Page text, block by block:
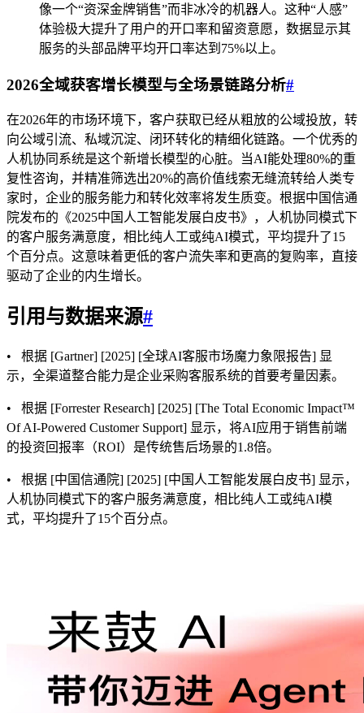
像一个“资深金牌销售”而非冰冷的机器人。这种“人感”
体验极大提升了用户的开口率和留资意愿，数据显示其
服务的头部品牌平均开口率达到75%以上。
2026全域获客增长模型与全场景链路分析#
在2026年的市场环境下，客户获取已经从粗放的公域投放，转
向公域引流、私域沉淀、闭环转化的精细化链路。一个优秀的
人机协同系统是这个新增长模型的心脏。当AI能处理80%的重
复性咨询，并精准筛选出20%的高价值线索无缝流转给人类专
家时，企业的服务能力和转化效率将发生质变。根据中国信通
院发布的《2025中国人工智能发展白皮书》，人机协同模式下
的客户服务满意度，相比纯人工或纯AI模式，平均提升了15
个百分点。这意味着更低的客户流失率和更高的复购率，直接
驱动了企业的内生增长。
引用与数据来源#
• 根据 [Gartner] [2025] [全球AI客服市场魔力象限报告] 显
示，全渠道整合能力是企业采购客服系统的首要考量因素。
• 根据 [Forrester Research] [2025] [The Total Economic Impact™
Of AI-Powered Customer Support] 显示，将AI应用于销售前端
的投资回报率（ROI）是传统售后场景的1.8倍。
• 根据 [中国信通院] [2025] [中国人工智能发展白皮书] 显示，
人机协同模式下的客户服务满意度，相比纯人工或纯AI模
式，平均提升了15个百分点。